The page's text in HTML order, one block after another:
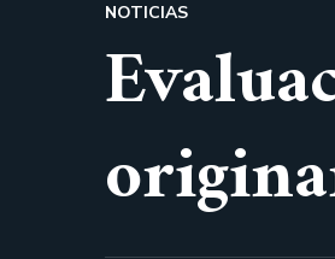
NOTICIAS